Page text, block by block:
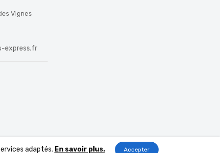
Vignes
express.fr
adaptés. En savoir plus. Accepter